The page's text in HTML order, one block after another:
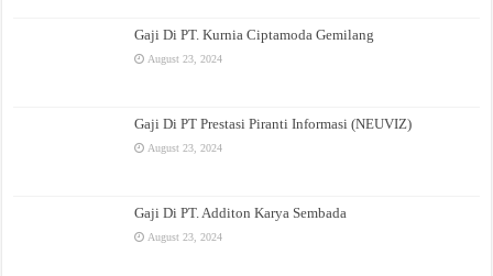
Gaji Di PT. Kurnia Ciptamoda Gemilang
August 23, 2024
Gaji Di PT Prestasi Piranti Informasi (NEUVIZ)
August 23, 2024
Gaji Di PT. Additon Karya Sembada
August 23, 2024